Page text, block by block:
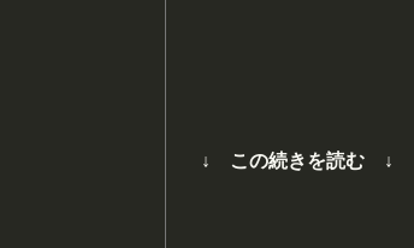
↓ この続きを読む ↓